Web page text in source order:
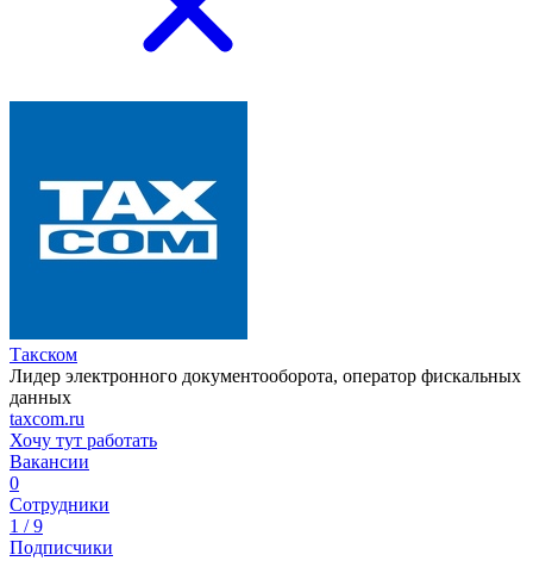
Такском
Лидер электронного документооборота, оператор фискальных
данных
taxcom.ru
Хочу тут работать
Вакансии
0
Сотрудники
1 / 9
Подписчики